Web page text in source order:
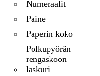
Numeraalit
Paine
Paperin koko
Polkupyörän
rengaskoon
laskuri